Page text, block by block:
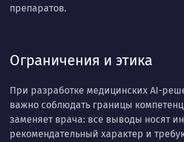
препаратов.
Ограничения и этика
При разработке медицинских AI-
важно соблюдать границы
заменяет врача: все выводы носят
рекомендательный характер и